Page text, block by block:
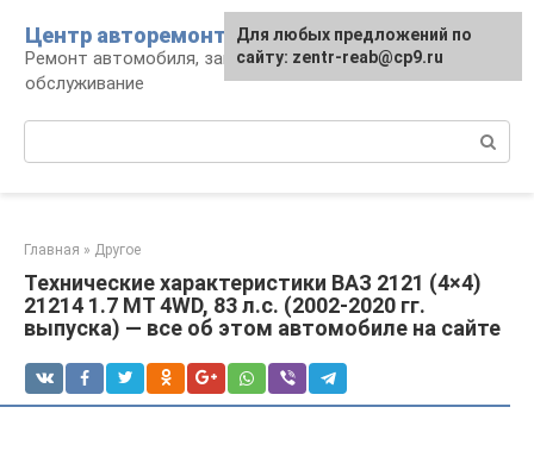
контенту
Центр авторемонта
Ремонт автомобиля, запчасти и
обслуживание
Главная » Другое
Технические характеристики ВАЗ 2121 (4×4)
21214 1.7 MT 4WD, 83 л.с. (2002-2020 гг.
выпуска) — все об этом автомобиле на сайте
Для любых предложений по
сайту: zentr-reab@cp9.ru